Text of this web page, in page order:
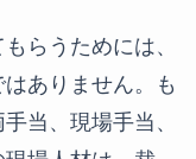
らうためには、
ありません。も
当、現場手当、